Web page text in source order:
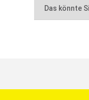
Das könnte